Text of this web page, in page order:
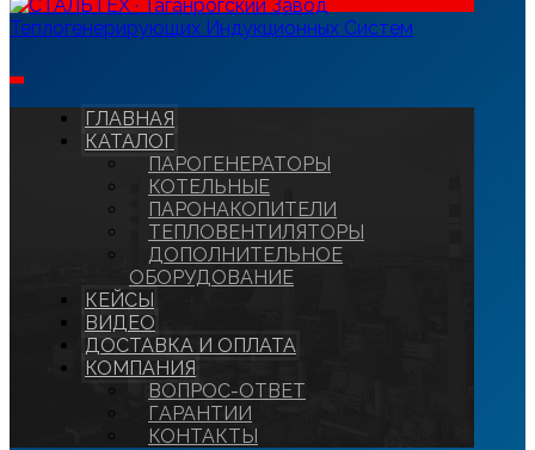
ГЛАВНАЯ
КАТАЛОГ
ПАРОГЕНЕРАТОРЫ
КОТЕЛЬНЫЕ
ПАРОНАКОПИТЕЛИ
ТЕПЛОВЕНТИЛЯТОРЫ
ДОПОЛНИТЕЛЬНОЕ
ОБОРУДОВАНИЕ
КЕЙСЫ
ВИДЕО
ДОСТАВКА И ОПЛАТА
КОМПАНИЯ
ВОПРОС-ОТВЕТ
ГАРАНТИИ
КОНТАКТЫ